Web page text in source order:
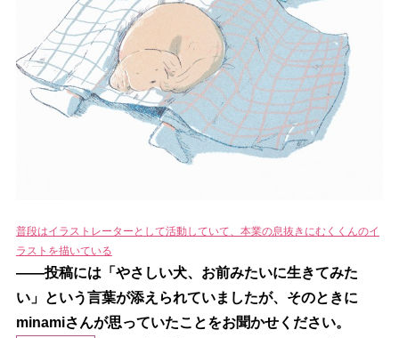
普段はイラストレーターとして活動していて、本業の息抜きにむくくんのイ
ラストを描いている
――投稿には「やさしい犬、お前みたいに生きてみた
い」という言葉が添えられていましたが、そのときに
minamiさんが思っていたことをお聞かせください。